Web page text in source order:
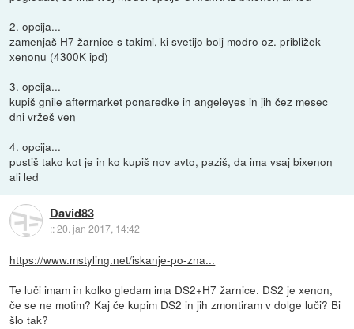
2. opcija...
zamenjaš H7 žarnice s takimi, ki svetijo bolj modro oz. približek
xenonu (4300K ipd)
3. opcija...
kupiš gnile aftermarket ponaredke in angeleyes in jih čez mesec
dni vržeš ven
4. opcija...
pustiš tako kot je in ko kupiš nov avto, paziš, da ima vsaj bixenon
ali led
David83
::20. jan 2017, 14:42
https://www.mstyling.net/iskanje-po-zna...
Te luči imam in kolko gledam ima DS2+H7 žarnice. DS2 je xenon,
če se ne motim? Kaj če kupim DS2 in jih zmontiram v dolge luči? Bi
šlo tak?